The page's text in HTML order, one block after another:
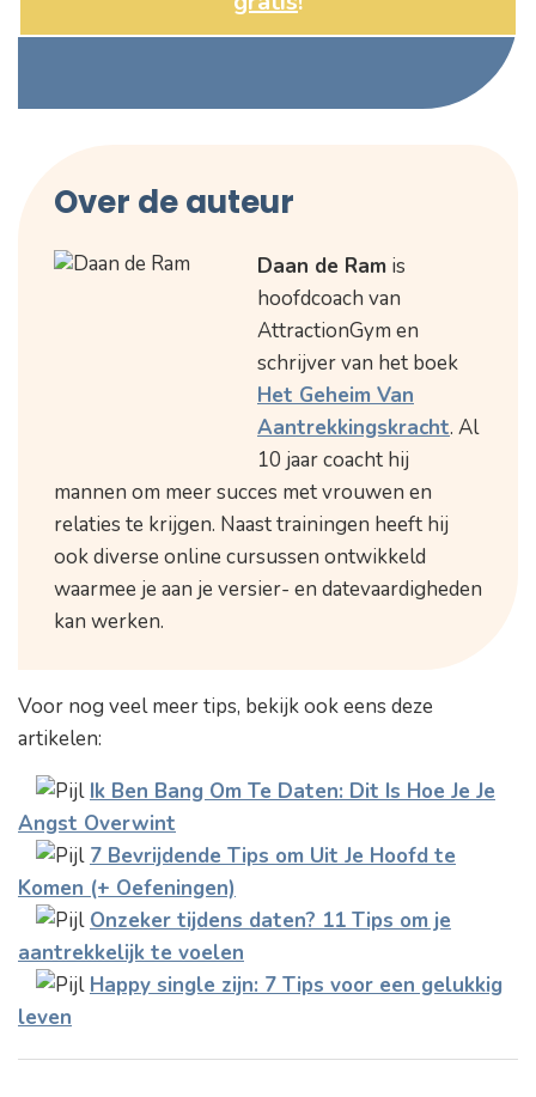
Over de auteur
Daan de Ram is
hoofdcoach van
AttractionGym en
schrijver van het boek
Het Geheim Van
Aantrekkingskracht. Al
10 jaar coacht hij
mannen om meer succes met vrouwen en
relaties te krijgen. Naast trainingen heeft hij
ook diverse online cursussen ontwikkeld
waarmee je aan je versier- en datevaardigheden
kan werken.
Voor nog veel meer tips, bekijk ook eens deze
artikelen:
Ik Ben Bang Om Te Daten: Dit Is Hoe Je Je
Angst Overwint
7 Bevrijdende Tips om Uit Je Hoofd te
Komen (+ Oefeningen)
Onzeker tijdens daten? 11 Tips om je
aantrekkelijk te voelen
Happy single zijn: 7 Tips voor een gelukkig
leven